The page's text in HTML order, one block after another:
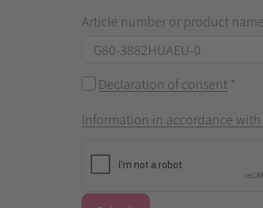
Article number or product name
Declaration of consent *
Information in accordance with